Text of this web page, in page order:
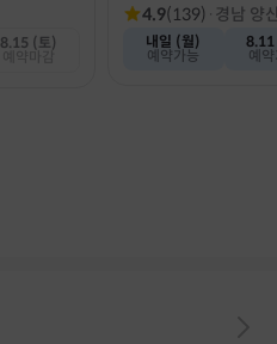
8.15 (토)
4.9(139) · 경남 양
내일 (월)
예약가능
예